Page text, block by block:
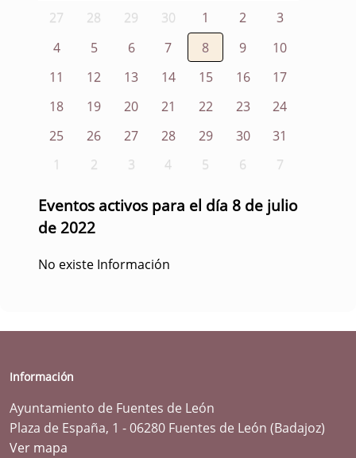
27 28 29 30 1 2
3
4
5 6 7 8 9
10
11
12 13 14 15 16
17
18
19 20 21 22 23
24
25
26 27 28 29 30
31
1
2 3 4 5 6 7
Eventos activos para el día 8 de julio
de 2022
No existe Información
Información
Ayuntamiento de Fuentes de León
Plaza de España, 1 - 06280 Fuentes de León (Badajoz)
Ver mapa